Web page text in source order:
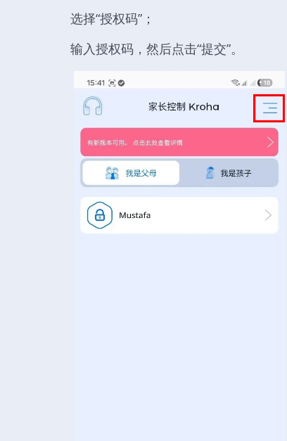
选择“授权码”；
输入授权码，然后点击“提交”。